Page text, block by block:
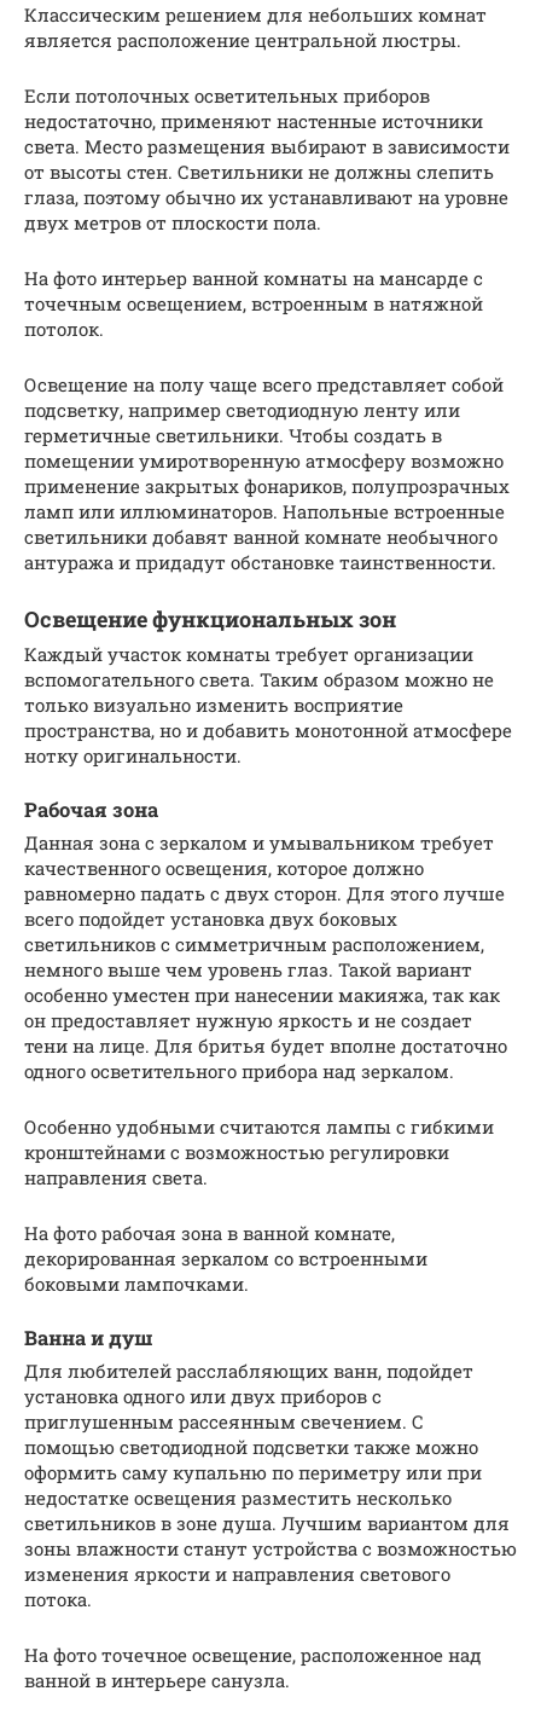
Классическим решением для небольших комнат
является расположение центральной люстры.
Если потолочных осветительных приборов
недостаточно, применяют настенные источники
света. Место размещения выбирают в зависимости
от высоты стен. Светильники не должны слепить
глаза, поэтому обычно их устанавливают на уровне
двух метров от плоскости пола.
На фото интерьер ванной комнаты на мансарде с
точечным освещением, встроенным в натяжной
потолок.
Освещение на полу чаще всего представляет собой
подсветку, например светодиодную ленту или
герметичные светильники. Чтобы создать в
помещении умиротворенную атмосферу возможно
применение закрытых фонариков, полупрозрачных
ламп или иллюминаторов. Напольные встроенные
светильники добавят ванной комнате необычного
антуража и придадут обстановке таинственности.
Освещение функциональных зон
Каждый участок комнаты требует организации
вспомогательного света. Таким образом можно не
только визуально изменить восприятие
пространства, но и добавить монотонной атмосфере
нотку оригинальности.
Рабочая зона
Данная зона с зеркалом и умывальником требует
качественного освещения, которое должно
равномерно падать с двух сторон. Для этого лучше
всего подойдет установка двух боковых
светильников с симметричным расположением,
немного выше чем уровень глаз. Такой вариант
особенно уместен при нанесении макияжа, так как
он предоставляет нужную яркость и не создает
тени на лице. Для бритья будет вполне достаточно
одного осветительного прибора над зеркалом.
Особенно удобными считаются лампы с гибкими
кронштейнами с возможностью регулировки
направления света.
На фото рабочая зона в ванной комнате,
декорированная зеркалом со встроенными
боковыми лампочками.
Ванна и душ
Для любителей расслабляющих ванн, подойдет
установка одного или двух приборов с
приглушенным рассеянным свечением. С
помощью светодиодной подсветки также можно
оформить саму купальню по периметру или при
недостатке освещения разместить несколько
светильников в зоне душа. Лучшим вариантом для
зоны влажности станут устройства с возможностью
изменения яркости и направления светового
потока.
На фото точечное освещение, расположенное над
ванной в интерьере санузла.